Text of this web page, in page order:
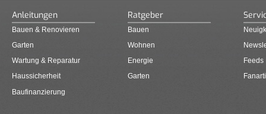
Anleitungen
Bauen & Renovieren
Garten
Wartung & Reparatur
Haussicherheit
Baufinanzierung
Ratgeber
Bauen
Wohnen
Energie
Garten
Feeds